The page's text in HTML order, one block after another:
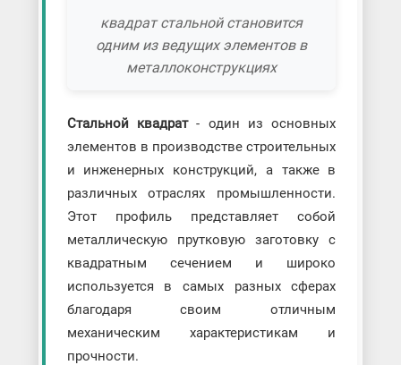
квадрат стальной становится
одним из ведущих элементов в
металлоконструкциях
Стальной квадрат- один из основных
элементов в производстве строительных
и инженерных конструкций, а также в
различных отраслях промышленности.
Этот профиль представляет собой
металлическую прутковую заготовку с
квадратным сечением и широко
используется в самых разных сферах
благодаря своим отличным
механическим характеристикам и
прочности.